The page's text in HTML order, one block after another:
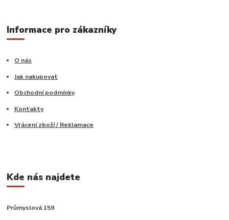
Informace pro zákazníky
O nás
Jak nakupovat
Obchodní podmínky
Kontakty
Vrácení zboží / Reklamace
Kde nás najdete
Průmyslová 159